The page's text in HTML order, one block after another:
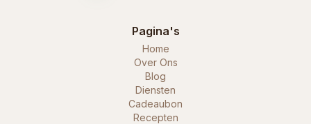
Pagina's
Home
Over Ons
Blog
Diensten
Cadeaubon
Recepten